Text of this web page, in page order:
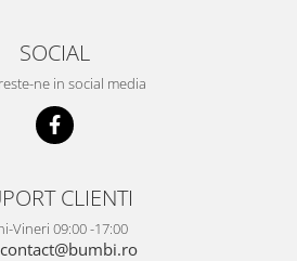
SOCIAL
ne in social media
CLIENTI
Vineri 09:00 -17:00
contact@bumbi.ro